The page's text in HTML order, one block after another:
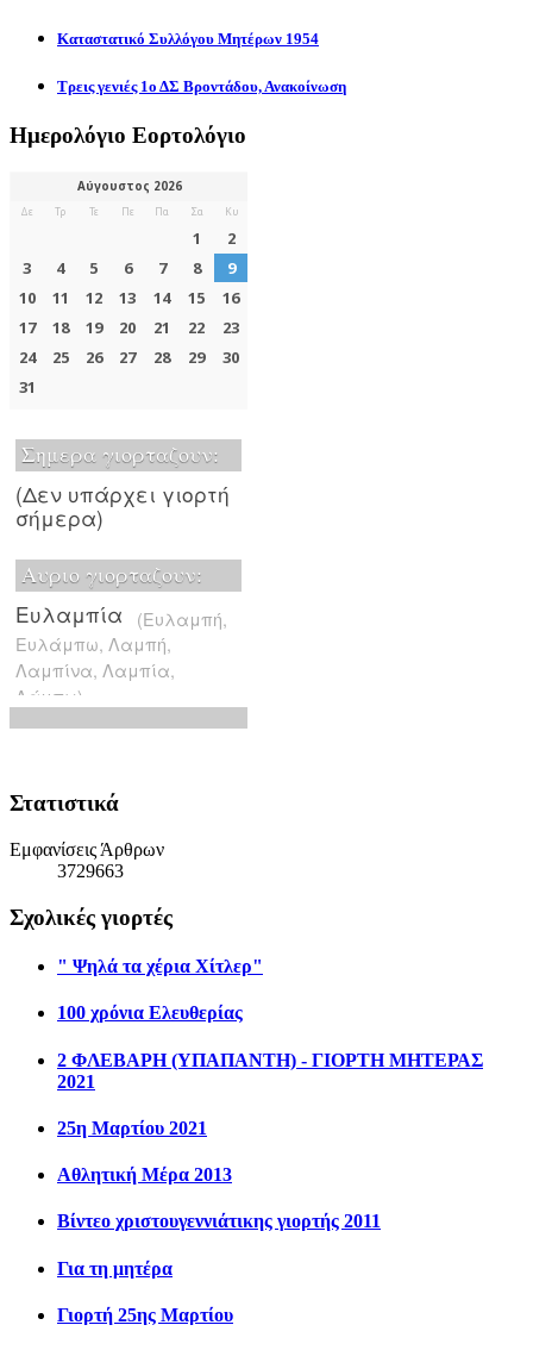
Καταστατικό Συλλόγου Μητέρων 1954
Τρεις γενιές 1ο ΔΣ Βροντάδου, Ανακοίνωση
Ημερολόγιο Εορτολόγιο
Στατιστικά
Εμφανίσεις Άρθρων
3729663
Σχολικές γιορτές
" Ψηλά τα χέρια Χίτλερ"
100 χρόνια Ελευθερίας
2 ΦΛΕΒΑΡΗ (ΥΠΑΠΑΝΤΗ) - ΓΙΟΡΤΗ ΜΗΤΕΡΑΣ
2021
25η Μαρτίου 2021
Αθλητική Μέρα 2013
Βίντεο χριστουγεννιάτικης γιορτής 2011
Για τη μητέρα
Γιορτή 25ης Μαρτίου